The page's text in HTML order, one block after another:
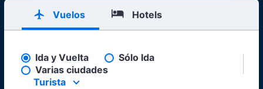
Vuelos Hotels
Pick your flight type
Ida y Vuelta
Sólo Ida
Varias ciudades
Select your preferred seating class.
Turista